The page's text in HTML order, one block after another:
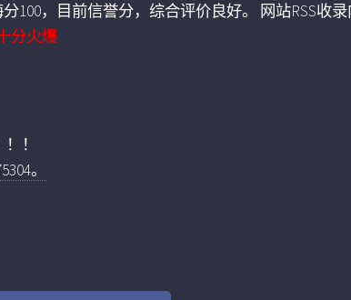
100，目前信誉分，综合评价良好。 网站RSS收
分火爆
！
。